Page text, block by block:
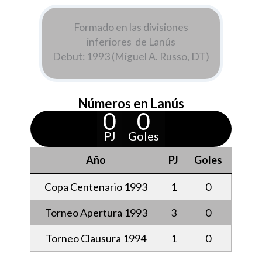
Formado en las divisiones
inferiores de Lanús
Debut: 1993 (Miguel A. Russo, DT)
Números en Lanús
0
PJ
0
Goles
Año PJ Goles
Copa Centenario 1993 1
0
Torneo Apertura 1993
3
0
Torneo Clausura 1994
1 0